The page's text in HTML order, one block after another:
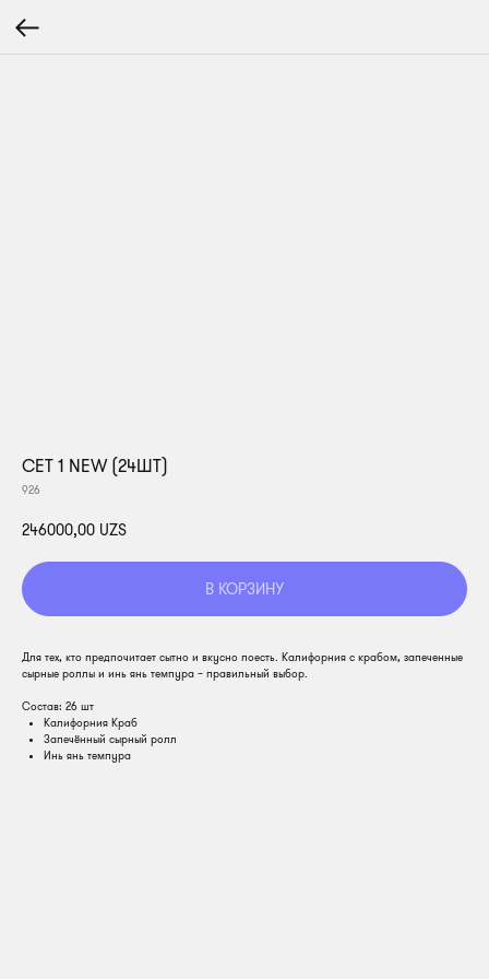
СЕТ 1 NEW (24ШТ)
926
246000,00 UZS
В КОРЗИНУ
Для тех, кто предпочитает сытно и вкусно поесть. Калифорния с крабом, запеченные
сырные роллы и инь янь темпура – правильный выбор.
Состав: 26 шт
Калифорния Краб
Запечённый сырный ролл
Инь янь темпура